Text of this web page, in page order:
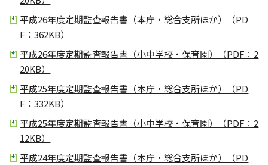
平成26年度定期監査報告書（本庁・総合支所ほか）（PD
F：362KB）
平成26年度定期監査報告書（小中学校・保育園）（PDF：2
20KB）
平成25年度定期監査報告書（本庁・総合支所ほか）（PD
F：332KB）
平成25年度定期監査報告書（小中学校・保育園）（PDF：2
12KB）
平成24年度定期監査報告書（本庁・総合支所ほか）（PD